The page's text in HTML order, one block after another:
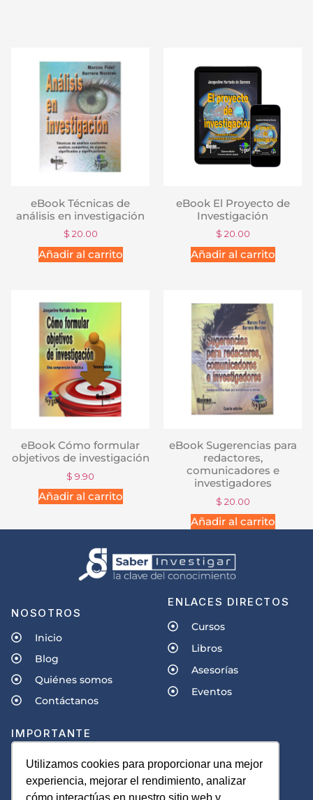
Utilizamos cookies para proporcionar una mejor
experiencia, mejorar el rendimiento, analizar
cómo interactúas en nuestro sitio web y
eBook Técnicas de
análisis en investigación
$ 20.00
Añadir al carrito
eBook El Proyecto de
Investigación
$ 20.00
Añadir al carrito
eBook Cómo formular
objetivos de investigación
$ 9.90
Añadir al carrito
eBook Sugerencias para
redactores,
comunicadores e
investigadores
$ 20.00
Añadir al carrito
NOSOTROS
Inicio
Blog
Quiénes somos
Contáctanos
ENLACES DIRECTOS
Cursos
Libros
Asesorías
Eventos
IMPORTANTE
Políticas de privacidad
Términos y condiciones